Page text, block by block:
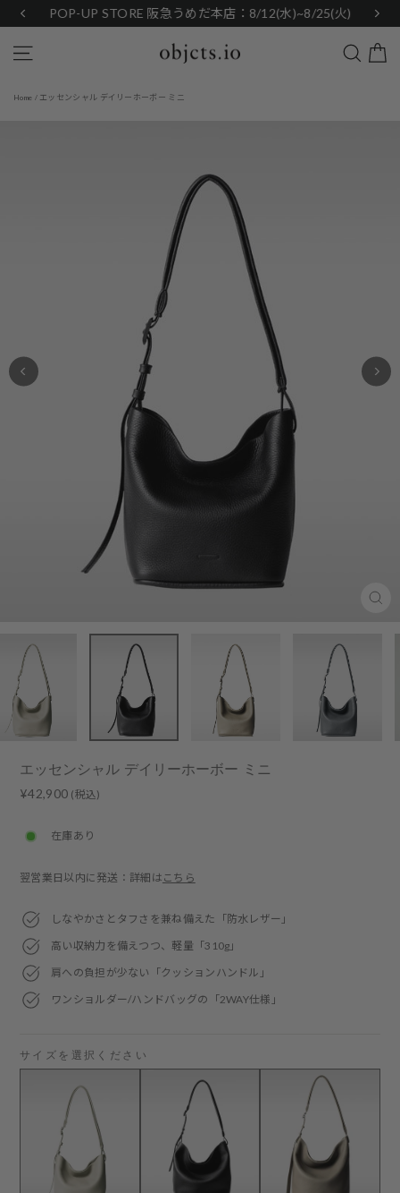
content
POP-UP STORE 阪急うめだ本店：8/12(水)~8/25(火)
Search
Home /エッセンシャル デイリーホーボー ミニ
エッセンシャル デイリーホーボー ミニ
Regular
¥42,900 (税込)
在庫あり
翌営業日以内に発送：詳細は こちら
しなやかさとタフさを兼ね備えた「防水レザー」
高い収納力を備えつつ、軽量「310g」
肩への負担が少ない「クッションハンドル」
ワンショルダー/ハンドバッグの「2WAY仕様」
サイズを選択ください